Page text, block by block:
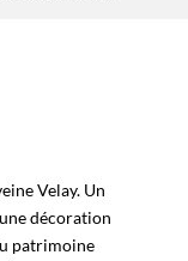
Velay. Un
décoration
patrimoine